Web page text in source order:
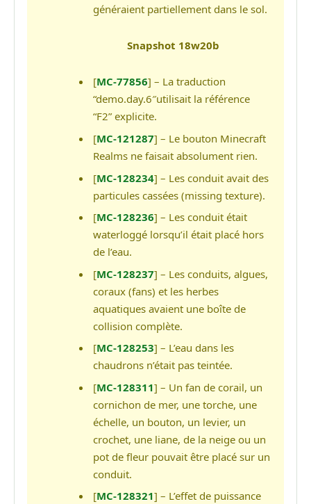
généraient partiellement dans le sol.
Snapshot 18w20b
[MC-77856] – La traduction
“demo.day.6″utilisait la référence
“F2” explicite.
[MC-121287] – Le bouton Minecraft
Realms ne faisait absolument rien.
[MC-128234] – Les conduit avait des
particules cassées (missing texture).
[MC-128236] – Les conduit était
waterloggé lorsqu’il était placé hors
de l’eau.
[MC-128237] – Les conduits, algues,
coraux (fans) et les herbes
aquatiques avaient une boîte de
collision complète.
[MC-128253] – L’eau dans les
chaudrons n’était pas teintée.
[MC-128311] – Un fan de corail, un
cornichon de mer, une torche, une
échelle, un bouton, un levier, un
crochet, une liane, de la neige ou un
pot de fleur pouvait être placé sur un
conduit.
[MC-128321] – L’effet de puissance